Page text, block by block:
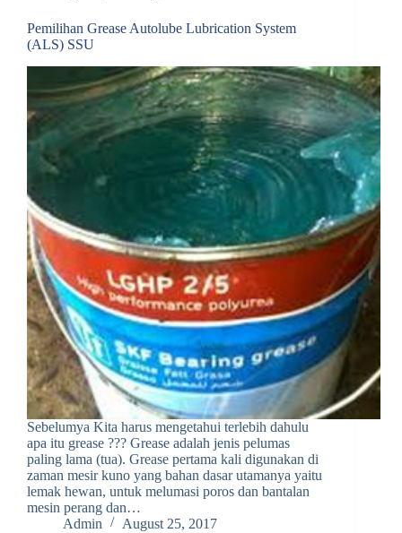
Pemilihan Grease Autolube Lubrication System
(ALS) SSU
Sebelumya Kita harus mengetahui terlebih dahulu
apa itu grease ??? Grease adalah jenis pelumas
paling lama (tua). Grease pertama kali digunakan di
zaman mesir kuno yang bahan dasar utamanya yaitu
lemak hewan, untuk melumasi poros dan bantalan
mesin perang dan…
Admin
August 25, 2017